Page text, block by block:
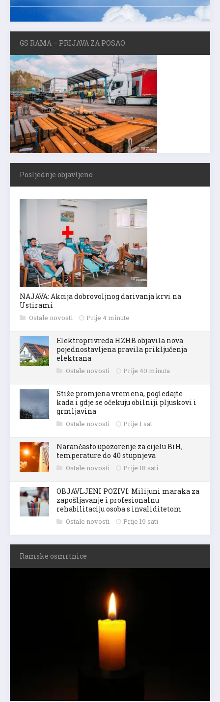
GS RAMA – PRIJAVA ZA POSAO
Posljednje objavljeno
NAJAVA: Akcija dobrovoljnog darivanja krvi na
Ustirami
Ostale novosti Prije 4 minute
Elektroprivreda HZHB objavila nova
pojednostavljena pravila priključenja
elektrana
Ostale novosti Prije 40 minuta
Stiže promjena vremena, pogledajte
kada i gdje se očekuju obilniji pljuskovi i
grmljavina
Ostale novosti Prije 1 sat
Narančasto upozorenje za cijelu BiH,
temperature do 40 stupnjeva
Ostale novosti Prije 18 sati
OBJAVLJENI POZIVI: Milijuni maraka za
zapošljavanje i profesionalnu
rehabilitaciju osoba s invaliditetom
Ostale novosti Prije 19 sati
Ramske osmrtnice